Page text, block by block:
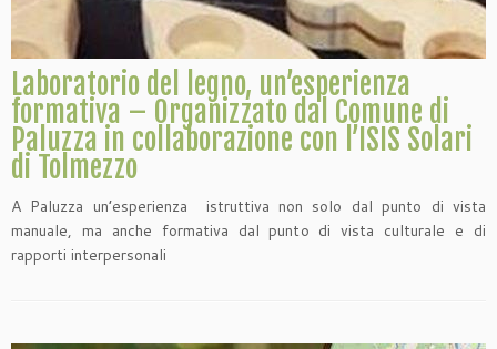
Laboratorio del legno, un’esperienza
formativa – Organizzato dal Comune di
Paluzza in collaborazione con l’ISIS Solari
di Tolmezzo
A Paluzza un’esperienza istruttiva non solo dal punto di vista
manuale, ma anche formativa dal punto di vista culturale e di
rapporti interpersonali